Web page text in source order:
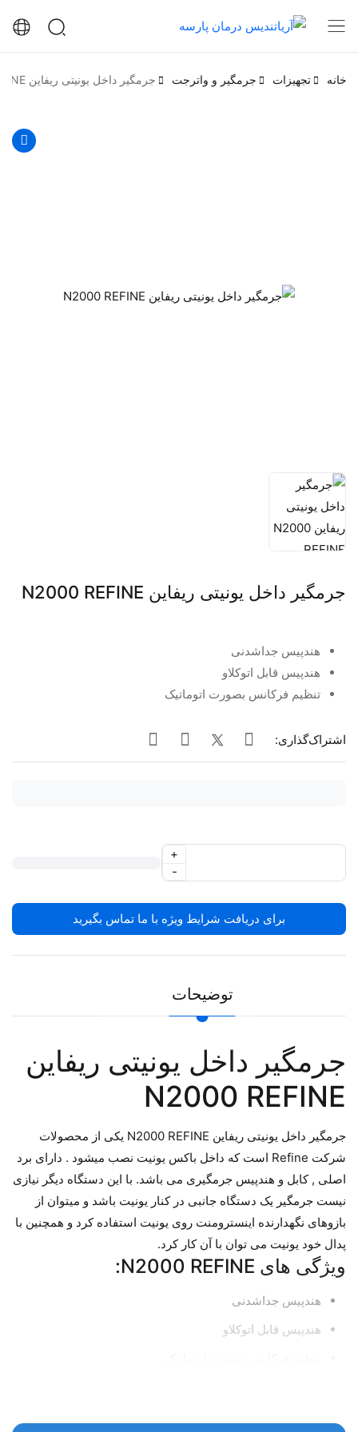
خانه تجهیزات جرمگیر و واترجت جرمگیر داخل یونیتی ریفاین N2000 REFINE
جرمگیر داخل یونیتی ریفاین N2000 REFINE
هندپیس جداشدنی
هندپیس قابل اتوکلاو
تنظیم فرکانس بصورت اتوماتیک
اشتراک‌گذاری:
-
+
برای دریافت شرایط ویژه با ما تماس بگیرید
توضیحات
جرمگیر داخل یونیتی ریفاین
N2000 REFINE
جرمگیر داخل یونیتی ریفاین N2000 REFINE یکی از محصولات
شرکت Refine است که داخل باکس یونیت نصب میشود . دارای برد
اصلی , کابل و هندپیس جرمگیری می باشد. با این دستگاه دیگر نیازی
نیست جرمگیر یک دستگاه جانبی در کنار یونیت باشد و میتوان از
بازوهای نگهدارنده اینسترومنت روی یونیت استفاده کرد و همچنین با
پدال خود یونیت می توان با آن کار کرد.
ویژگی های N2000 REFINE:
هندپیس جداشدنی
هندپیس قابل اتوکلاو